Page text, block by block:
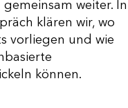
weiter. In
klären wir, wo
vorliegen und wie
können.